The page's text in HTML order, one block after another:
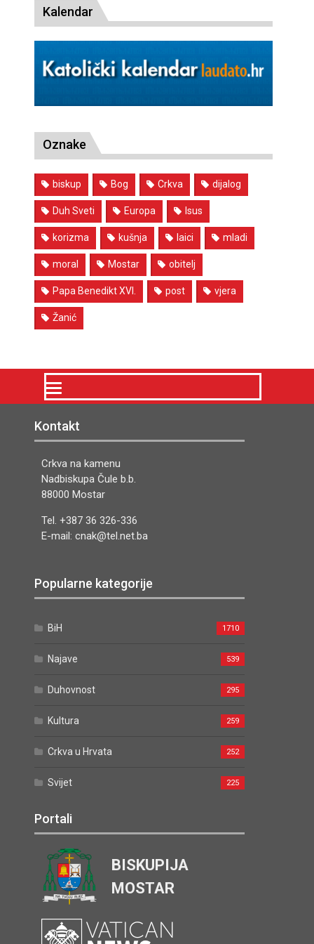
Kalendar
Oznake
biskup Bog Crkva dijalog
Duh Sveti Europa Isus
korizma kušnja laici mladi
moral Mostar obitelj
Papa Benedikt XVI. post vjera
Žanić
Kontakt
Crkva na kamenu
Nadbiskupa Čule b.b.
88000 Mostar
Tel. +387 36 326-336
E-mail: cnak@tel.net.ba
Popularne kategorije
BiH 1710
Najave 539
Duhovnost 295
Kultura 259
Crkva u Hrvata 252
Svijet 225
Portali
BISKUPIJA
MOSTAR